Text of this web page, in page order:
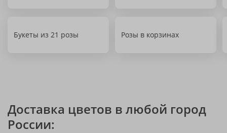
Букеты из 21 розы Розы в корзинах
Доставка цветов в любой город
России: